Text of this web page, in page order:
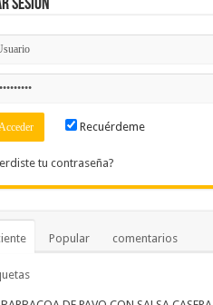
Sesión
Recuérdeme
tu contraseña?
Popular comentarios